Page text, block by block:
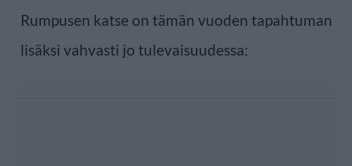
Rumpusen katse on tämän vuoden tapahtuman
lisäksi vahvasti jo tulevaisuudessa: